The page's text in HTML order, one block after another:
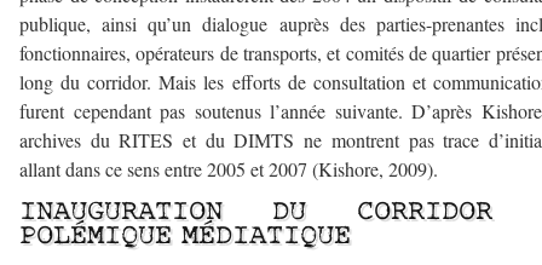
publique, ainsi qu’un dialogue auprès des parties-prenantes
fonctionnaires, opérateurs de transports, et comités de quartier
long du corridor. Mais les efforts de consultation et
furent cependant pas soutenus l’année suivante. D’après
archives du RITES et du DIMTS ne montrent pas trace
allant dans ce sens entre 2005 et 2007 (Kishore, 2009).
INAUGURATION DU CORRIDOR
POLÉMIQUE MÉDIATIQUE